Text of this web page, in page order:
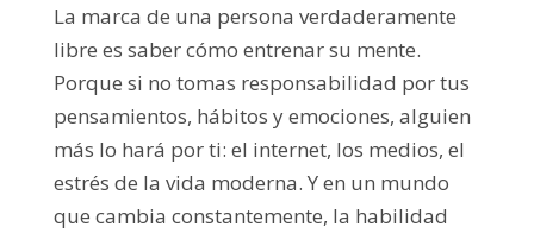
La marca de una persona verdaderamente
libre es saber cómo entrenar su mente.
Porque si no tomas responsabilidad por tus
pensamientos, hábitos y emociones, alguien
más lo hará por ti: el internet, los medios, el
estrés de la vida moderna. Y en un mundo
que cambia constantemente, la habilidad